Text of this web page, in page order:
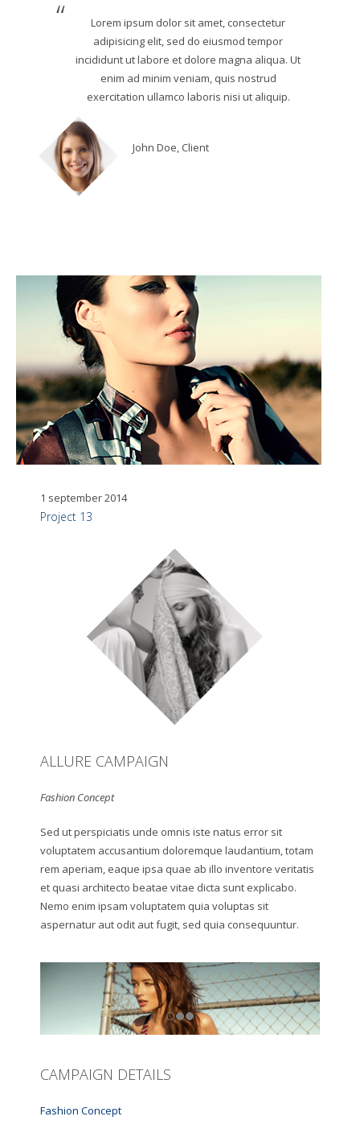
Lorem ipsum dolor sit amet, consectetur
adipisicing elit, sed do eiusmod tempor
incididunt ut labore et dolore magna aliqua. Ut
enim ad minim veniam, quis nostrud
exercitation ullamco laboris nisi ut aliquip.
John Doe, Client
1 september 2014
Project 13
ALLURE CAMPAIGN
Fashion Concept
Sed ut perspiciatis unde omnis iste natus error sit
voluptatem accusantium doloremque laudantium, totam
rem aperiam, eaque ipsa quae ab illo inventore veritatis
et quasi architecto beatae vitae dicta sunt explicabo.
Nemo enim ipsam voluptatem quia voluptas sit
aspernatur aut odit aut fugit, sed quia consequuntur.
CAMPAIGN DETAILS
Fashion Concept